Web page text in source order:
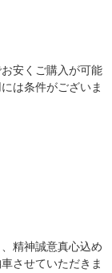
安くご購入が可能
は条件がございま
精神誠意真心込め
させていただきま